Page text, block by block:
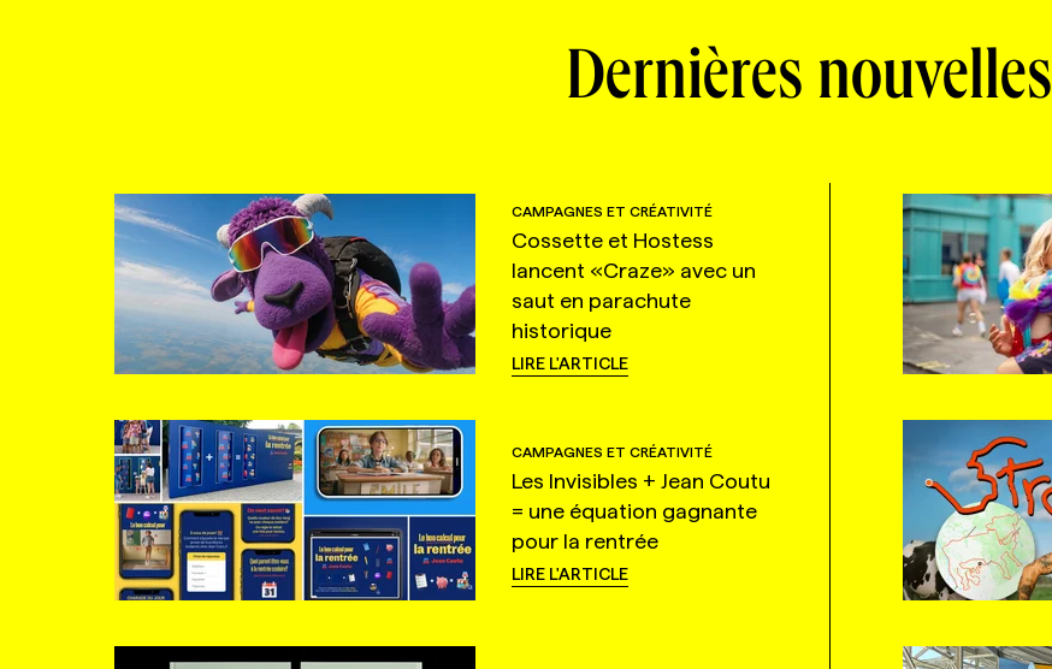
Dernières nouvelles
CAMPAGNES ET CRÉATIVITÉ
Cossette et Hostess
lancent «Craze» avec un
saut en parachute
historique
LIRE L'ARTICLE
CAMPAGNES ET CRÉATIVITÉ
Les Invisibles + Jean Coutu
= une équation gagnante
pour la rentrée
LIRE L'ARTICLE